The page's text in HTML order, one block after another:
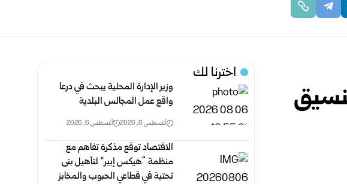
اخترنا لك
وزير الإدارة المحلية يبحث في درعا
واقع عمل المجالس البلدية
أغسطس 6, 2026 أغسطس 6, 2026
الاقتصاد توقع مذكرة تفاهم ‏مع
منظمة “هيكس إيبر” لتأهيل بنى
تحتية في قطاعي الحبوب والمخابز